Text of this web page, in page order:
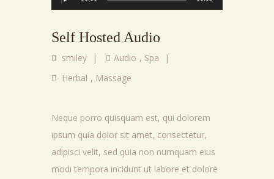
prehrávač
Self Hosted Audio
smiley | Audio , Spa
|
Herbal , Massage
Neque porro quisquam est, qui dolorem
ipsum quia dolor sit amet, consectetur,
adipisci velit, sed quia non numquam eius
modi tempora incidunt ut labore et dolore